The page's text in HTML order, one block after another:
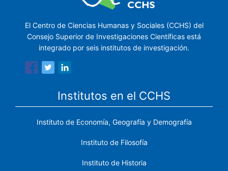
El Centro de Ciencias Humanas y Sociales (CCHS) del
Consejo Superior de Investigaciones Científicas está
integrado por seis institutos de investigación.
Institutos en el CCHS
Instituto de Economía, Geografía y Demografía
Instituto de Filosofía
Instituto de Historia